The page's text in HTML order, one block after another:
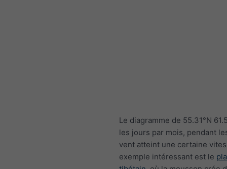
Le diagramme de 55.31°N
les jours par mois, pendant
vent atteint une certaine
exemple intéressant est le